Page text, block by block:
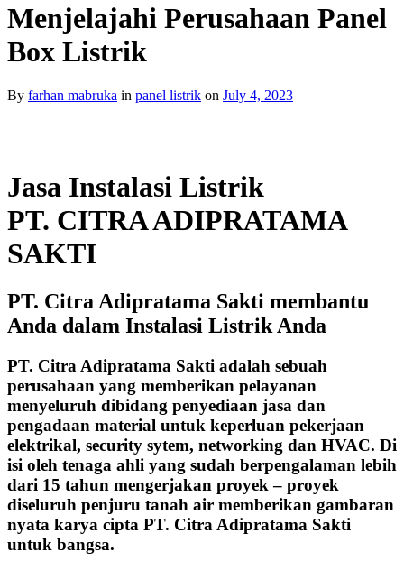
Menjelajahi Perusahaan Panel
Box Listrik
By farhan mabruka in panel listrik on July 4, 2023
Jasa Instalasi Listrik
PT. CITRA ADIPRATAMA
SAKTI
PT. Citra Adipratama Sakti membantu
Anda dalam Instalasi Listrik Anda
PT. Citra Adipratama Sakti adalah sebuah
perusahaan yang memberikan pelayanan
menyeluruh dibidang penyediaan jasa dan
pengadaan material untuk keperluan pekerjaan
elektrikal, security sytem, networking dan HVAC. Di
isi oleh tenaga ahli yang sudah berpengalaman lebih
dari 15 tahun mengerjakan proyek – proyek
diseluruh penjuru tanah air memberikan gambaran
nyata karya cipta PT. Citra Adipratama Sakti
untuk bangsa.